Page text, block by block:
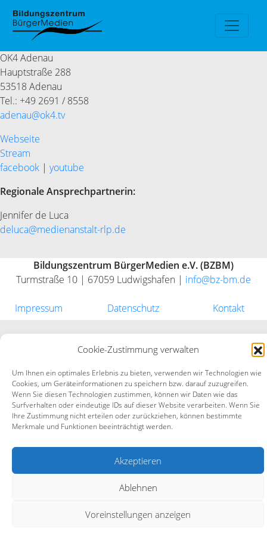
Cookie-Zustimmung verwalten
Um Ihnen ein optimales Erlebnis zu bieten, verwenden wir Technologien wie
Cookies, um Geräteinformationen zu speichern bzw. darauf zuzugreifen.
Wenn Sie diesen Technologien zustimmen, können wir Daten wie das
Surfverhalten oder eindeutige IDs auf dieser Website verarbeiten. Wenn Sie
Ihre Zustimmung nicht erteilen oder zurückziehen, können bestimmte
Merkmale und Funktionen beeinträchtigt werden.
Akzeptieren
Ablehnen
Voreinstellungen anzeigen
OK4 Adenau
Hauptstraße 288
53518 Adenau
Tel.: +49 2691 / 8558
adenau@ok4.tv
Webseite
Stream
facebook | youtube
Regionale Ansprechpartnerin:
Jennifer de Luca
deluca@medienanstalt-rlp.de
Bildungszentrum BürgerMedien e.V. (BZBM)
Turmstraße 10 | 67059 Ludwigshafen | info@bz-bm.de
Impressum Datenschutz Kontakt